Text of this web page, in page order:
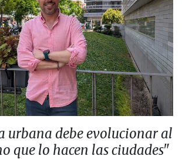
urbana debe evolucionar al
que lo hacen las ciudades"